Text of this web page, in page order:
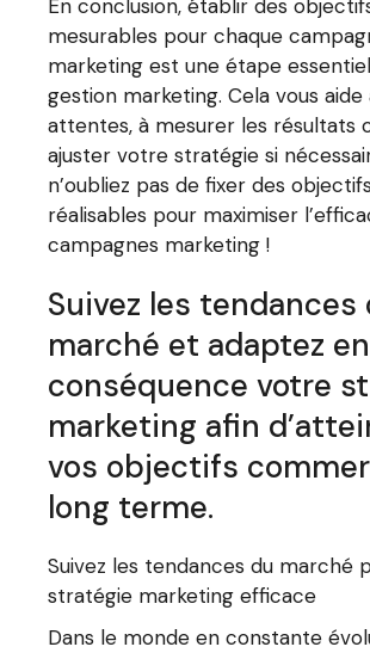
En conclusion, établir des
mesurables pour chaque
marketing est une étape
gestion marketing. Cela vous aide
attentes, à mesurer les résultats
ajuster votre stratégie si
n’oubliez pas de fixer des
réalisables pour maximiser
campagnes marketing !
Suivez les tendances
marché et adaptez en
conséquence votre
marketing afin
vos objectifs
long terme.
Suivez les tendances du marché
stratégie marketing efficace
Dans le monde en constante